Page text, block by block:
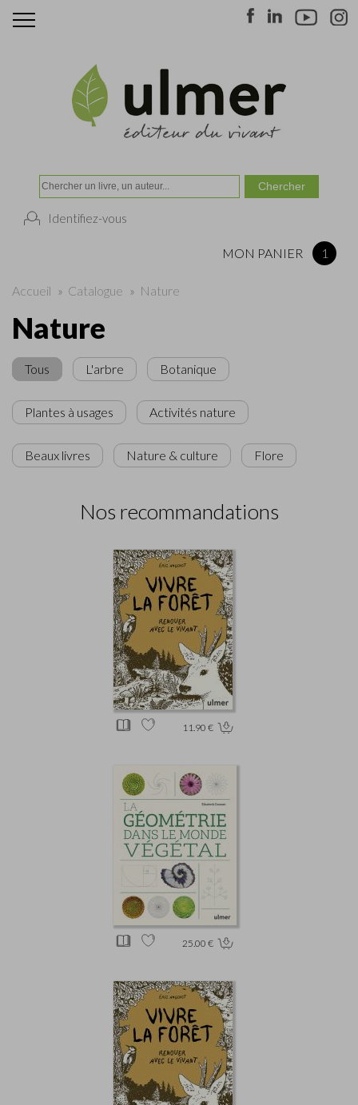
Identifiez-vous
MON PANIER 1
Accueil » Catalogue » Nature
Nature
Tous L'arbre Botanique
Plantes à usages Activités nature
Beaux livres Nature & culture Flore
Nos recommandations
11.90 €
25.00 €